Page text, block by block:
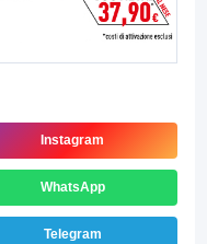
Instagram
WhatsApp
Telegram